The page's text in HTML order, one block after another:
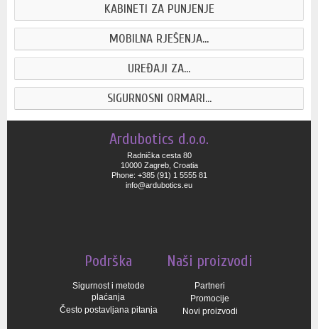
KABINETI ZA PUNJENJE
MOBILNA RJEŠENJA...
UREĐAJI ZA...
SIGURNOSNI ORMARI...
Ardubotics d.o.o.
Radnička cesta 80
10000 Zagreb, Croatia
Phone: +385 (91) 1 5555 81
info@ardubotics.eu
Podrška
Sigurnost i metode
plaćanja
Često postavljana pitanja
Naši proizvodi
Partneri
Promocije
Novi proizvodi